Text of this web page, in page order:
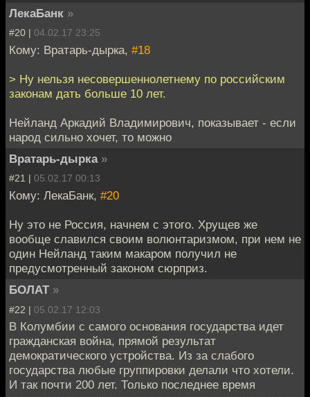
ЛекаБанк »
#20 | 04.02.17 23:25
Кому: Вратарь-дырка, #18
> Ну нельзя несовершеннолетнему по российским
законам дать больше 10 лет.
Нейланд Аркадий Владимирович, показывает - если
народ сильно хочет, то можно
Вратарь-дырка »
#21 | 05.02.17 00:13
Кому: ЛекаБанк, #20
Ну это не Россия, начнем с этого. Хрущев же
вообще славился своим волюнтаризмом, при нем не
один Нейланд таким макаром получил не
предусмотренный законом сюрприз.
БОЛАТ »
#22 | 05.02.17 12:03
В Колумбии с самого основания государства идет
гражданская война, прямой результат
демократического устройства. Из за слабого
государства любые группировки делали что хотели.
И так почти 200 лет. Только последнее время